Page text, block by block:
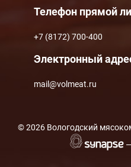
Телефон прямой
+7 (8172) 700-400
Электронный
mail@volmeat.ru
©2026 Вологодский